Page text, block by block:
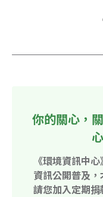
你的關心，
《環境資訊中
資訊公開普及
請您加入定期